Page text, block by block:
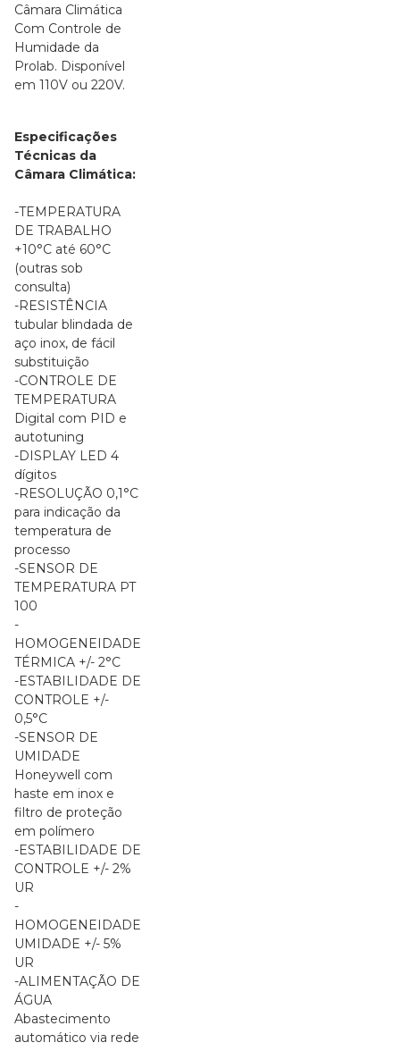
Câmara Climática
Com Controle de
Humidade da
Prolab. Disponível
em 110V ou 220V.
Especificações
Técnicas da
Câmara Climática:
-TEMPERATURA
DE TRABALHO
+10°C até 60°C
(outras sob
consulta)
-RESISTÊNCIA
tubular blindada de
aço inox, de fácil
substituição
-CONTROLE DE
TEMPERATURA
Digital com PID e
autotuning
-DISPLAY LED 4
dígitos
-RESOLUÇÃO 0,1°C
para indicação da
temperatura de
processo
-SENSOR DE
TEMPERATURA PT
100
-
HOMOGENEIDADE
TÉRMICA +/- 2°C
-ESTABILIDADE DE
CONTROLE +/-
0,5°C
-SENSOR DE
UMIDADE
Honeywell com
haste em inox e
filtro de proteção
em polímero
-ESTABILIDADE DE
CONTROLE +/- 2%
UR
-
HOMOGENEIDADE
UMIDADE +/- 5%
UR
-ALIMENTAÇÃO DE
ÁGUA
Abastecimento
automático via rede